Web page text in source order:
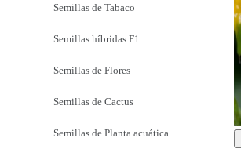
Semillas de Tabaco
Semillas híbridas F1
Semillas de Flores
Semillas de Cactus
Semillas de Planta acuática